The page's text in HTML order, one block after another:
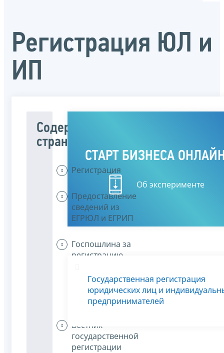
Регистрация ЮЛ и
ИП
Содержание
страницы
Регистрация
Предоставление
сведений из
ЕГРЮЛ и ЕГРИП
Госпошлина за
регистрацию
предоставление
сведений из
ЕГРЮЛ и ЕГРИП
Вестник
государственной
регистрации
СТАРТ БИЗНЕСА
Об эксперименте
Государственная регистрация
юридических лиц и
предпринимателей